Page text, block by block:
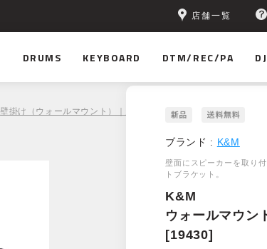
店舗一覧
DRUMS KEYBOARD DTM/REC/PA
壁掛け（ウォールマウント）｜天吊り金具 > K&M ウォールマウ
ブランド : K&M
壁面にスピーカーを取り
トブラケット。
K&M
ウォールマウン
[19430]